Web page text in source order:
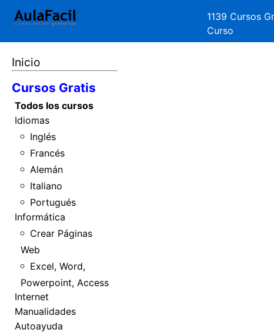
1139 Cursos
Curso
Inicio
Cursos Gratis
Todos los cursos
Idiomas
Inglés
Francés
Alemán
Italiano
Portugués
Informática
Crear Páginas
Web
Excel, Word,
Powerpoint, Access
Internet
Manualidades
Autoayuda